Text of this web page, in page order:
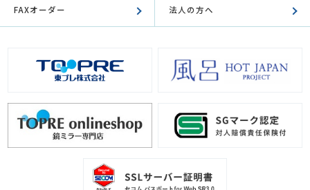
FAXオーダー 法人の方へ